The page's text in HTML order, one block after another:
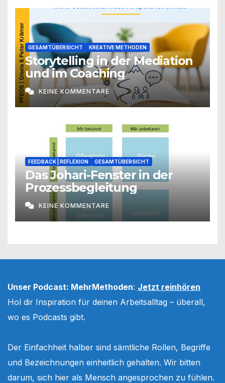
GESAMTÜBERSICHT KREATIVE METHODEN
Storytelling in der Mediation
und im Coaching
KEINE KOMMENTARE
FEEDBACK | REFLEXION GESAMTÜBERSICHT
Das Johari-Fenster in der
Prozessbegleitung
KEINE KOMMENTARE
Unser Podcast: MehrMethoden: Jetzt reinhören
Hol dir Inspiration für deinen Arbeitsalltag – überall,
wo es Podcasts gibt.
Der Einfachheit halber sind sämtliche Rollen, Begriffe
und Bezeichnungen einheitlich gehalten. Wir bitten
darum, sich hier als Mensch angesprochen zu fühlen.